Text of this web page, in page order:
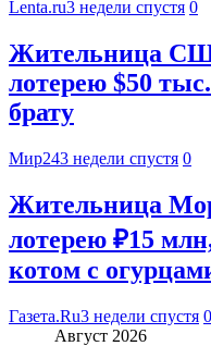
Lenta.ru3 недели спустя 0
Жительница
лотерею $50
брату
Мир243 недели спустя 0
Жительница
лотерею ₽15
котом с
Газета.Ru3 недели спустя 0
Август 2026